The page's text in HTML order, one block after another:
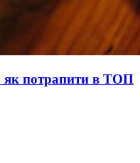
як потрапити в ТОП